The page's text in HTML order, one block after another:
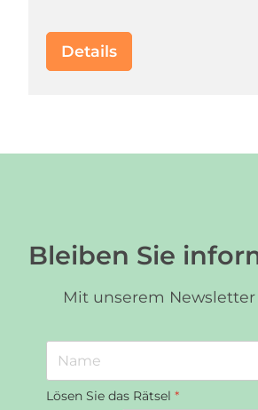
Details
Bleiben Sie
Mit unserem
Lösen Sie das Rätsel *